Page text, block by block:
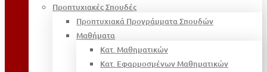
Προπτυχιακές Σπουδές
Προπτυχιακά Προγράμματα Σπουδών
Μαθήματα
Κατ. Μαθηματικών
Κατ. Εφαρμοσμένων Μαθηματικών